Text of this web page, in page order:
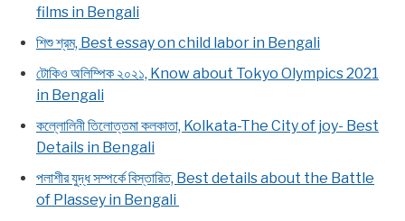
films in Bengali
শিশু শ্রম, Best essay on child labor in Bengali
টোকিও অলিম্পিক ২০২১, Know about Tokyo Olympics 2021
in Bengali
কল্লোলিনী তিলোত্তমা কলকাতা, Kolkata-The City of joy- Best
Details in Bengali
পলাশীর যুদ্ধ সম্পর্কে বিস্তারিত, Best details about the Battle
of Plassey in Bengali